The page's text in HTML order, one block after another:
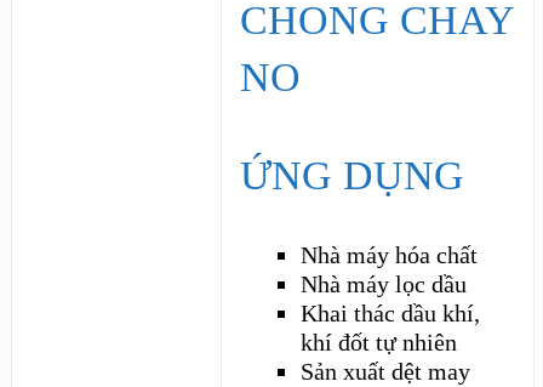
ỨNG DỤNG
Nhà máy hóa chất
Nhà máy lọc dầu
Khai thác dầu khí,
khí đốt tự nhiên
Sản xuất dệt may